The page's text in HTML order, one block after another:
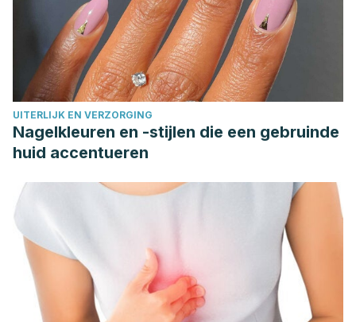
UITERLIJK EN VERZORGING
Nagelkleuren en -stijlen die een gebruinde
huid accentueren